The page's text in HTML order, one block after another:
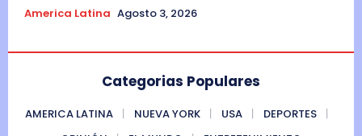
America Latina Agosto 3, 2026
Categorias Populares
AMERICA LATINA NUEVA YORK USA
DEPORTES